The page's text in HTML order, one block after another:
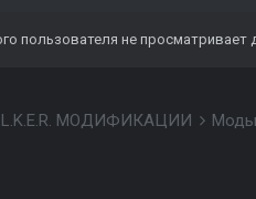
пользователя не просматривает
МОДИФИКАЦИИ